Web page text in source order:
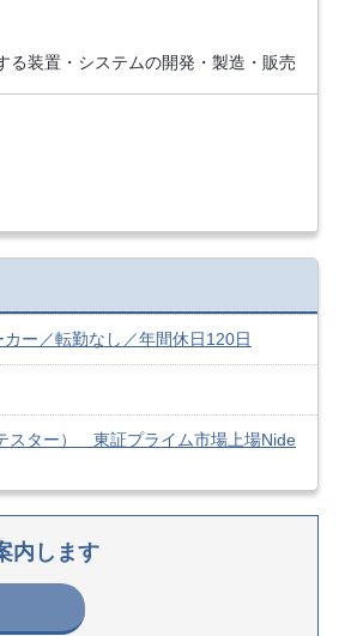
る装置・システムの開発・製造・販売
ー／転勤なし／年間休日120日
スター） 東証プライム市場上場Nide
内します